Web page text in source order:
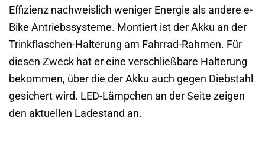
Effizienz nachweislich weniger Energie als andere e-
Bike Antriebssysteme. Montiert ist der Akku an der
Trinkflaschen-Halterung am Fahrrad-Rahmen. Für
diesen Zweck hat er eine verschließbare Halterung
bekommen, über die der Akku auch gegen Diebstahl
gesichert wird. LED-Lämpchen an der Seite zeigen
den aktuellen Ladestand an.